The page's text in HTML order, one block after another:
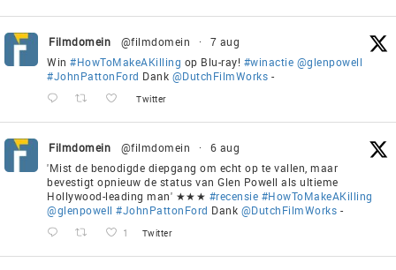
Filmdomein @filmdomein ·
7 aug
Win #HowToMakeAKilling op Blu-ray! #winactie @glenpowell
#JohnPattonFord Dank @DutchFilmWorks -
Twitter
Filmdomein @filmdomein ·
6 aug
'Mist de benodigde diepgang om echt op te vallen, maar
bevestigt opnieuw de status van Glen Powell als ultieme
Hollywood-leading man' ★★★ #recensie #HowToMakeAKilling
@glenpowell #JohnPattonFord Dank @DutchFilmWorks -
1 Twitter